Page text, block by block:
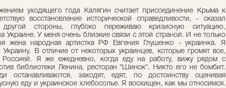
уходящего года Калягин считает присоединение Крыма к
восстановление исторической справедливости, - сказал
стороны, глубоко переживаю кризисную ситуацию,
Украине. У меня очень близкие связи с этой страной. И не только
жена народная артистка РФ Евгения Глушенко - украинка. Я
В отличие от некоторых украинцев, которые громят все,
Россией. Я же ежедневно, когда еду на работу, вижу рядом с
библиотеки Ленина, ресторан "Шинок". Никто его не бомбит.
останавливаются, заходят, едят, по достоинству оценивая
еду и украинское хлебосолье. Я восхищен, как мы относимся.